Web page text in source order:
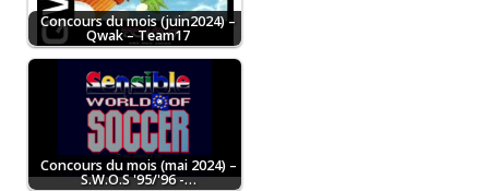
Concours du mois (juin2024) –
Qwak – Team17
Concours du mois (mai 2024) –
S.W.O.S '95/'96 -…